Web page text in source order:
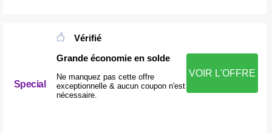
Special
Vérifié
Grande économie en solde
Ne manquez pas cette offre
exceptionnelle & aucun coupon n'est
nécessaire.
VOIR L'OFFRE